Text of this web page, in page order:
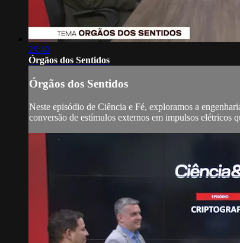
29:40
Órgãos dos Sentidos
Órgãos dos Sentidos
Neste episódio de Ciência e Fé, exploramos a
conversão de estímulos externos em impulsos